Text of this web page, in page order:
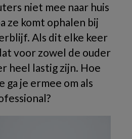
niet mee naar huis
ze komt ophalen bij
Als dit elke keer
voor zowel de ouder
heel lastig zijn. Hoe
ga je ermee om als